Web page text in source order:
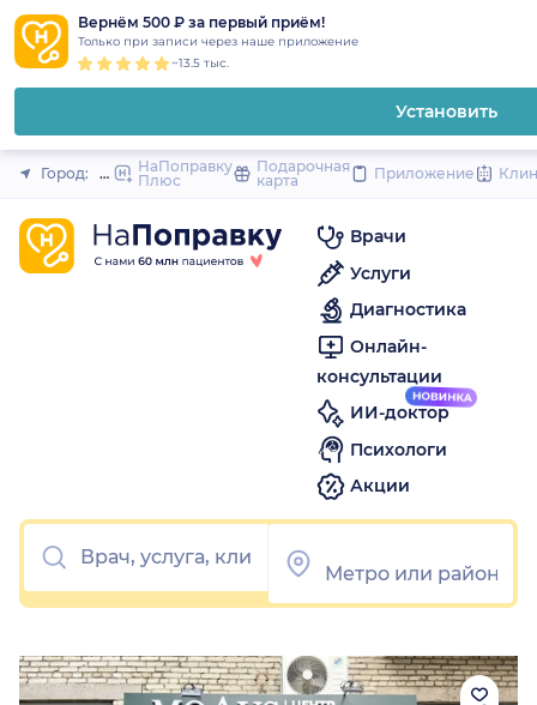
Вернём 500 ₽ за первый приём!
Только при записи через наше приложение
~13.5 тыс.
Установить
Закрыть
Город: Новосибирск
НаПоправку
Плюс
Подарочная
карта
Приложение
Врачи
Услуги
Диагностика
Онлайн-
консультации
ИИ-доктор
Психологи
Акции